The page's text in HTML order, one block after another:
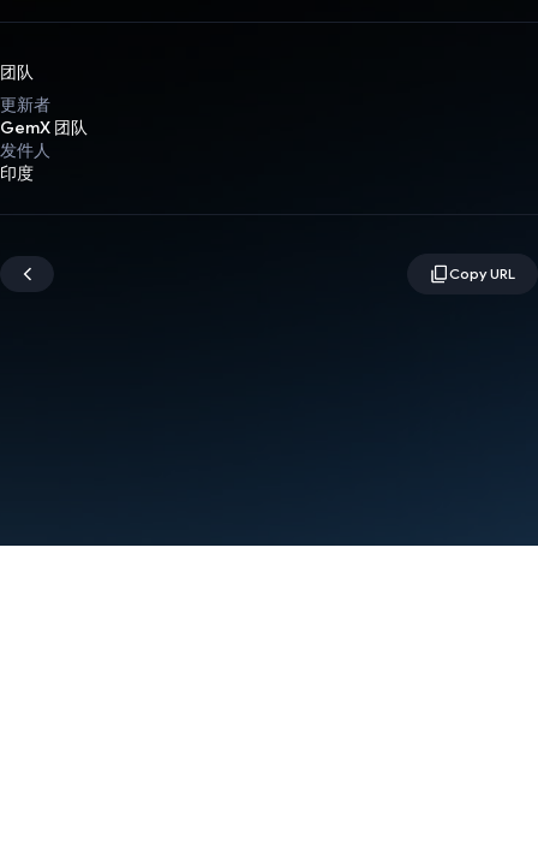
团队
更新者
GemX 团队
发件人
印度